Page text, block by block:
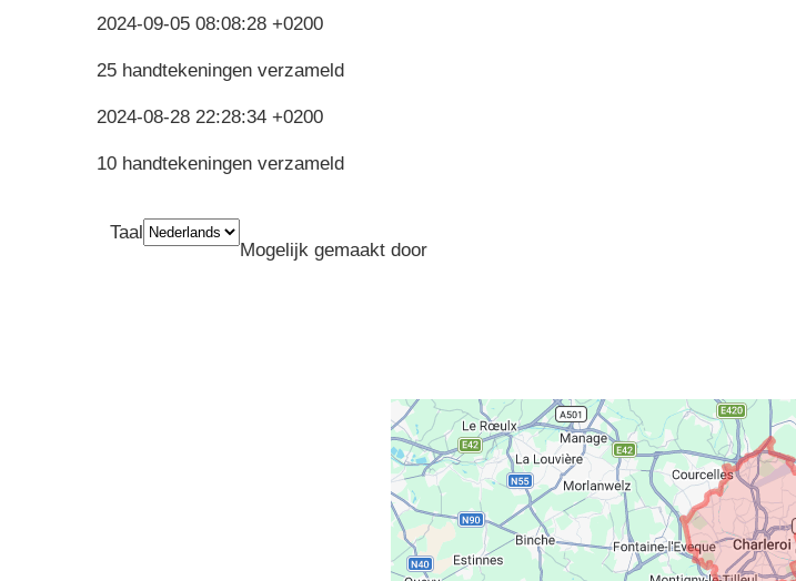
2024-09-05 08:08:28 +0200
25 handtekeningen verzameld
2024-08-28 22:28:34 +0200
10 handtekeningen verzameld
Taal
Mogelijk gemaakt door